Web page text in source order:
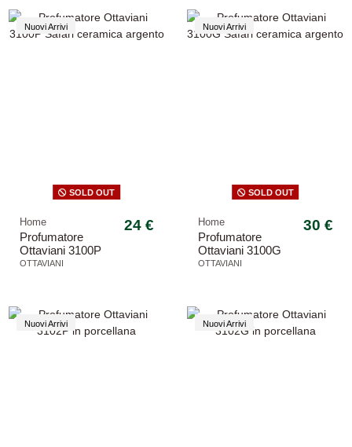
Nuovi Arrivi
SOLD OUT
Home
Profumatore
Ottaviani 3100P
Safari ceramica
OTTAVIANI
24 €
Nuovi Arrivi
SOLD OUT
Home
Profumatore
Ottaviani 3100G
Safari ceramica
OTTAVIANI
30 €
Nuovi Arrivi Nuovi Arrivi